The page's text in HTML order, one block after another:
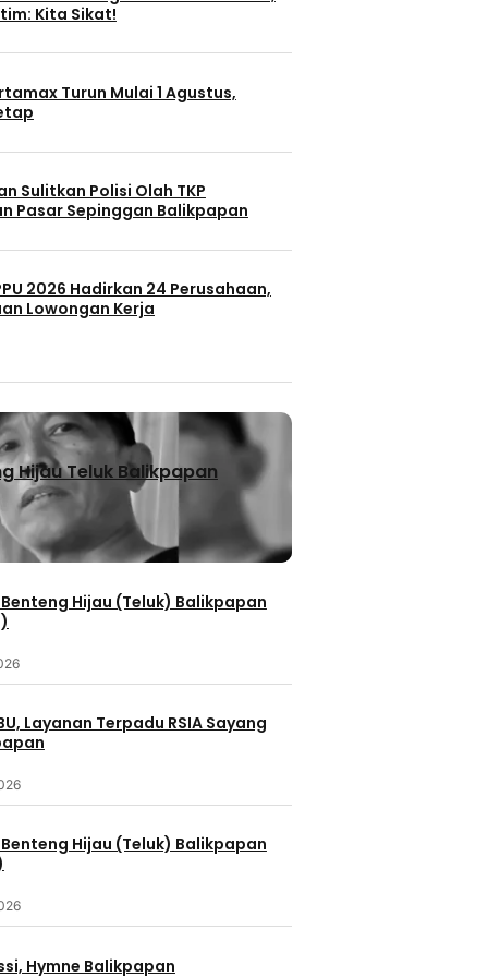
Kita Sikat!
Turun Mulai 1 Agustus,
Sulitkan Polisi Olah TKP
Pasar Sepinggan Balikpapan
2026 Hadirkan 24 Perusahaan,
Lowongan Kerja
Hijau Teluk Balikpapan
Hijau (Teluk) Balikpapan
Layanan Terpadu RSIA Sayang
Hijau (Teluk) Balikpapan
Hymne Balikpapan